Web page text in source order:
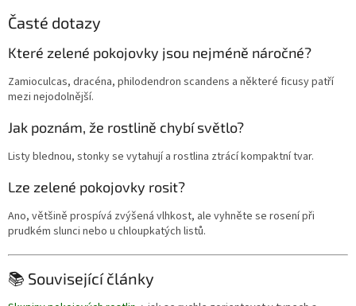
Časté dotazy
Které zelené pokojovky jsou nejméně náročné?
Zamioculcas, dracéna, philodendron scandens a některé ficusy patří
mezi nejodolnější.
Jak poznám, že rostlině chybí světlo?
Listy blednou, stonky se vytahují a rostlina ztrácí kompaktní tvar.
Lze zelené pokojovky rosit?
Ano, většině prospívá zvýšená vlhkost, ale vyhněte se rosení při
prudkém slunci nebo u chloupkatých listů.
📚 Související články